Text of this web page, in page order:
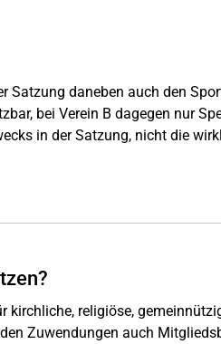
Satzung daneben auch den
bei Verein B dagegen nur
in der Satzung, nicht die
kirchliche, religiöse,
Zuwendungen auch